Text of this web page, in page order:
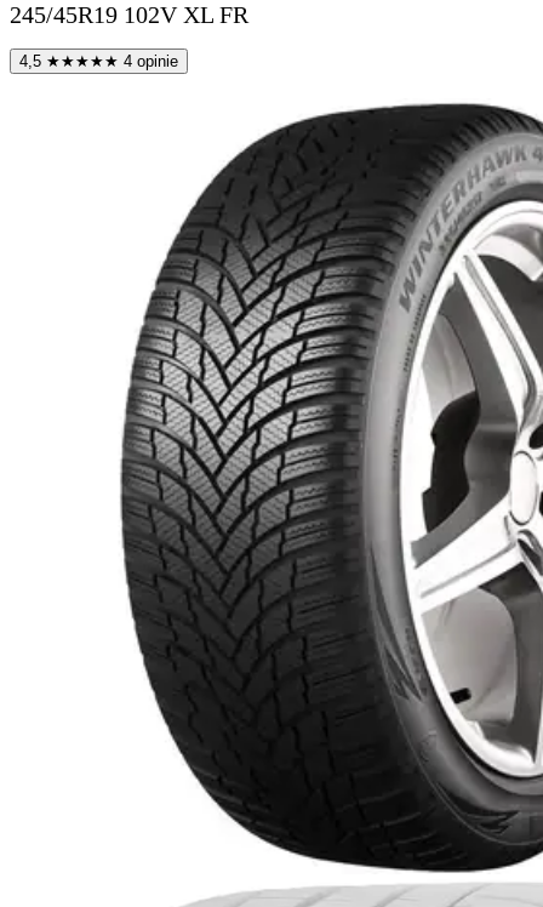
245/45R19 102V XL FR
4,5 ★★★★★ 4 opinie